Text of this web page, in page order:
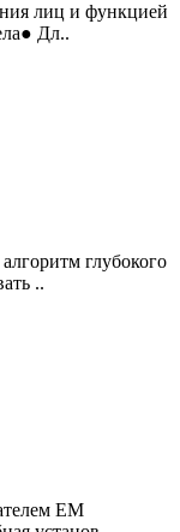
лиц и функцией
Дл..
глубокого
..
EM